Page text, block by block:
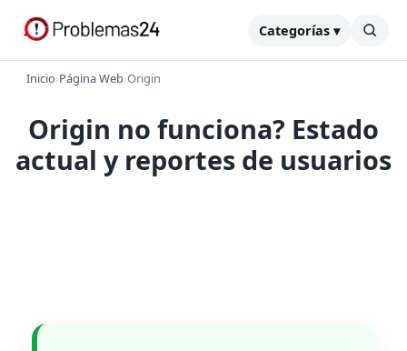
Categorías ▾
Inicio›Página Web›Origin
Origin no funciona? Estado
actual y reportes de usuarios